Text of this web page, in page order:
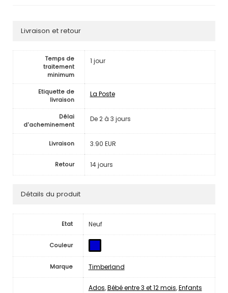
Livraison et retour
Temps de
traitement
minimum
1 jour
Etiquette de
livraison
La Poste
Délai
d'acheminement
De 2 à 3 jours
Livraison 3.90 EUR
Retour 14 jours
Détails du produit
Etat Neuf
Couleur
Marque Timberland
Ados,Bébé entre 3 et 12 mois,Enfants